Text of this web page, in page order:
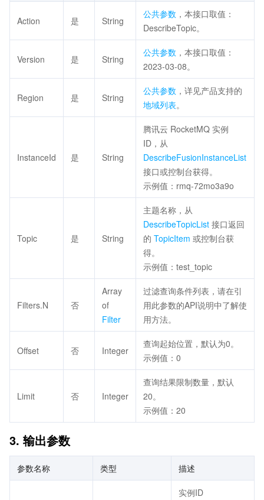
Action 是 String
公共参数 ，本接口取值：
DescribeTopic。
Version 是 String
公共参数 ，本接口取值：
2023-03-08。
Region 是 String
公共参数 ，详见产品支持的
地域列表。
InstanceId 是 String
腾讯云 RocketMQ 实例
ID，从
DescribeFusionInstanceList
接口或控制台获得。
示例值：rmq-72mo3a9o
Topic 是 String
主题名称，从
DescribeTopicList 接口返回
的 TopicItem 或控制台获
得。
示例值：test_topic
Filters.N 否
Array
of
Filter
过滤查询条件列表，请在引
用此参数的API说明中了解使
用方法。
Offset 否 Integer
查询起始位置，默认为0。
示例值：0
Limit 否 Integer
查询结果限制数量，默认
20。
示例值：20
3. 输出参数
参数名称 类型 描述
实例ID